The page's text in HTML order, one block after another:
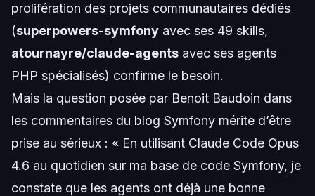
prolifération des projets communautaires dédiés
(superpowers-symfony avec ses 49 skills,
atournayre/claude-agents avec ses agents
PHP spécialisés) confirme le besoin.
Mais la question posée par Benoit Baudoin dans
les commentaires du blog Symfony mérite d’être
prise au sérieux : « En utilisant Claude Code Opus
4.6 au quotidien sur ma base de code Symfony, je
constate que les agents ont déjà une bonne